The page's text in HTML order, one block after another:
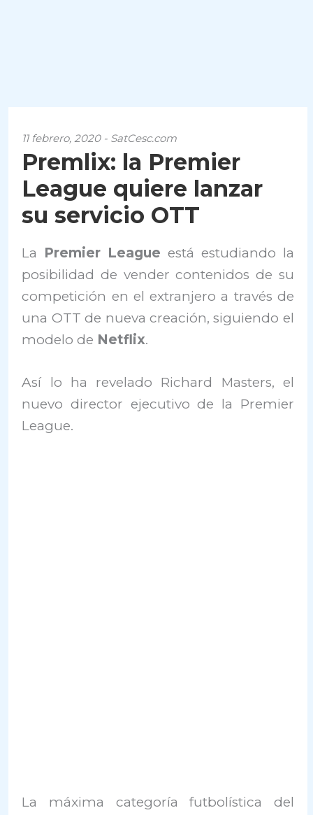
11 febrero, 2020 - SatCesc.com
Premlix: la Premier
League quiere lanzar
su servicio OTT
La Premier League está estudiando la
posibilidad de vender contenidos de su
competición en el extranjero a través de
una OTT de nueva creación, siguiendo el
modelo de Netflix.
Así lo ha revelado Richard Masters, el
nuevo director ejecutivo de la Premier
League.
La máxima categoría futbolística del